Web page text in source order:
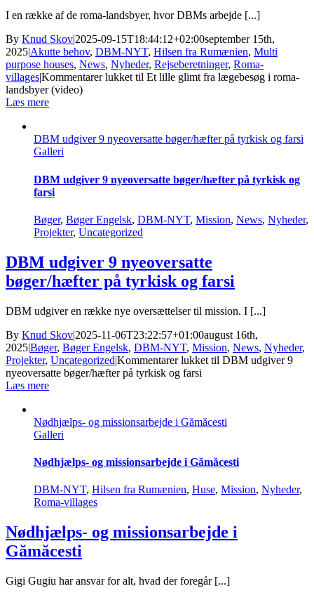
I en række af de roma-landsbyer, hvor DBMs arbejde [...]
By Knud Skov|2025-09-15T18:44:12+02:00september 15th,
2025|Akutte behov, DBM-NYT, Hilsen fra Rumænien, Multi
purpose houses, News, Nyheder, Rejseberetninger, Roma-
villages|Kommentarer lukket til Et lille glimt fra lægebesøg i roma-
landsbyer (video)
Læs mere
DBM udgiver 9 nyeoversatte bøger/hæfter på tyrkisk og farsi
Galleri
DBM udgiver 9 nyeoversatte bøger/hæfter på tyrkisk og
farsi
Bøger, Bøger Engelsk, DBM-NYT, Mission, News, Nyheder,
Projekter, Uncategorized
DBM udgiver 9 nyeoversatte
bøger/hæfter på tyrkisk og farsi
DBM udgiver en række nye oversættelser til mission. I [...]
By Knud Skov|2025-11-06T23:22:57+01:00august 16th,
2025|Bøger, Bøger Engelsk, DBM-NYT, Mission, News, Nyheder,
Projekter, Uncategorized|Kommentarer lukket til DBM udgiver 9
nyeoversatte bøger/hæfter på tyrkisk og farsi
Læs mere
Nødhjælps- og missionsarbejde i Gămăcesti
Galleri
Nødhjælps- og missionsarbejde i Gămăcesti
DBM-NYT, Hilsen fra Rumænien, Huse, Mission, Nyheder,
Roma-villages
Nødhjælps- og missionsarbejde i
Gămăcesti
Gigi Gugiu har ansvar for alt, hvad der foregår [...]